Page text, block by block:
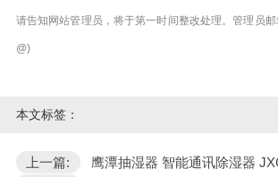
请告知网站管理员，将于第一时间整改处理。管理员
@)
本文标签：
上一篇:
鹰潭抽湿器 智能通讯除湿器